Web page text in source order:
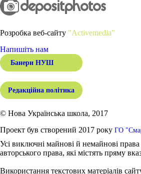
Розробка веб-сайту "Activemedia"
Напишіть нам
Банери НУШ
Редакційна політика
© Нова Українська школа, 2017
Проект був створений 2017 року ГО
Усі виключні майнові й немайнові
авторського права, які містять пряму
Використання текстових матеріалів